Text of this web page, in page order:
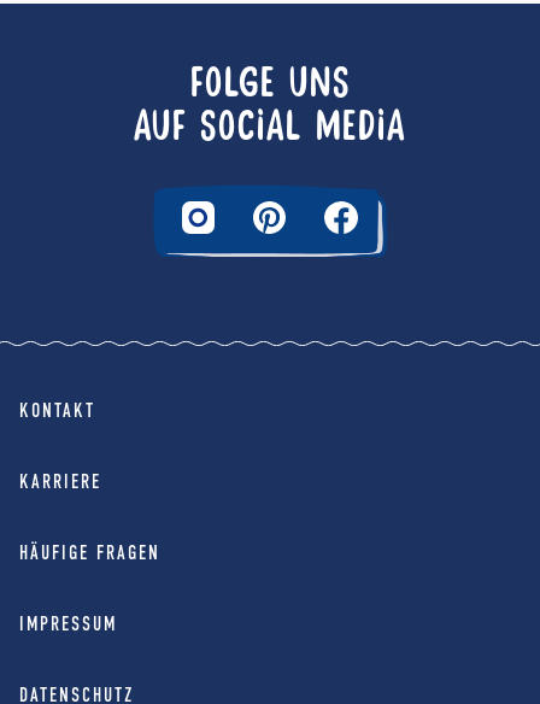
FOLGE UNS
AUF SOCIAL MEDIA
KONTAKT
KARRIERE
HÄUFIGE FRAGEN
IMPRESSUM
DATENSCHUTZ